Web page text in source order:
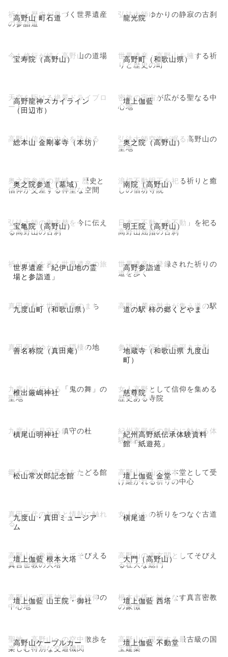
高野山 町石道
祈りと歴史が息づく世界遺産
の参詣道
龍光院
弘法大師ゆかりの静寂の古刹
宝寿院（高野山）
今も修行が続く高野山の道場 高野町（和歌山県）
世界遺産・高野山を擁する祈
りと歴史の町
高野龍神スカイライン
（田辺市）
天空を駆ける絶景ドライブロ
ード
壇上伽藍
密教の宇宙が広がる聖なる中
心地
総本山 金剛峯寺（本坊）
高野山信仰の中心を訪ねる 奥之院（高野山）
弘法大師空海が眠る高野山の
聖地
奥之院参道（墓域）
奥之院参道の墓域 ― 歴史と
信仰が交差する神聖な空間
南院（高野山）
浪切不動明王を祀る祈りと癒
しの宿坊寺院
宝亀院（高野山）
弘法大師の御衣替を今に伝え
る高野山の古刹
明王院（高野山）
日本三不動「赤不動」を祀る
高野山屈指の古刹
世界遺産「紀伊山地の霊
場と参詣道」
祈りの道を歩く世界遺産の旅 高野参詣道
世界遺産に登録された祈りの
道を歩く
九度山町（和歌山県）
真田幸村と世界遺産のまち 道の駅 柿の郷くどやま
高野山麓の魅力が集う道の駅
善名称院（真田庵）
真田幸村ゆかりの隠棲の地
地蔵寺（和歌山県 九度山
町）
参詣道に佇む歴史深き古刹
椎出厳嶋神社
九度山に伝わる「鬼の舞」の
聖地
慈尊院
女人高野として信仰を集める
歴史ある寺院
槙尾山明神社
九度山を見守る鎮守の杜
紀州高野紙伝承体験資料
館「紙遊苑」
紀州高野紙の魅力に触れる体
験施設
松山常次郎記念館
郷土の偉人の足跡をたどる館 壇上伽藍 金堂
高野山一山の総本堂として受
け継がれる祈りの中心
九度山・真田ミュージア
ム
真田三代の知略と情熱に触れ
る
槇尾道
女人たちの祈りをつなぐ古道
壇上伽藍 根本大塔
高野山の象徴としてそびえる
真言密教の大塔
大門（高野山）
高野山の表玄関としてそびえ
る壮大な総門
壇上伽藍 山王院・御社
高野山の守護神を祀る信仰の
中心地
壇上伽藍 西塔
根本大塔と対をなす真言密教
の象徴
高野山ケーブルカー
聖地・高野山への空中散歩を
楽しむ特別な交通機関
壇上伽藍 不動堂
高野山に現存する最古級の国
宝建築